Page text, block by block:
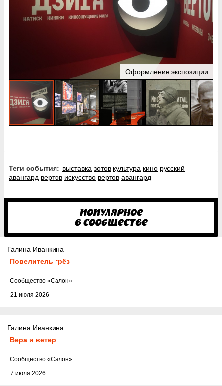
Оформление экспозиции
Теги события: выставка зотов культура кино русский
авангард вертов искусство вертов авангард
Галина Иванкина
Повелитель грёз
21 июля 2026
Cообщество «Салон»
Галина Иванкина
Вера и ветер
7 июля 2026
Cообщество «Салон»